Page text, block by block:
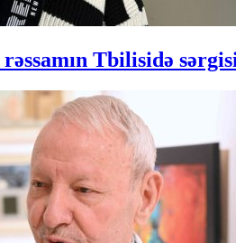
rəssamın Tbilisidə